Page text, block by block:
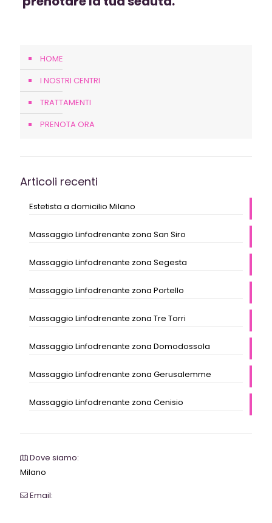
HOME
I NOSTRI CENTRI
TRATTAMENTI
PRENOTA ORA
Articoli recenti
Estetista a domicilio Milano
Massaggio Linfodrenante zona San Siro
Massaggio Linfodrenante zona Segesta
Massaggio Linfodrenante zona Portello
Massaggio Linfodrenante zona Tre Torri
Massaggio Linfodrenante zona Domodossola
Massaggio Linfodrenante zona Gerusalemme
Massaggio Linfodrenante zona Cenisio
Dove siamo:
Milano
Email: